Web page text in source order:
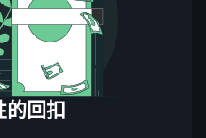
的回扣